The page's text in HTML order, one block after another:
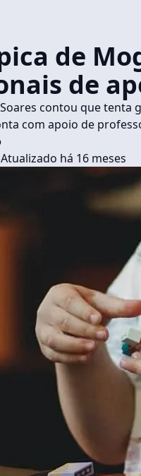
de
de
contou que
com apoio de
há 16 meses